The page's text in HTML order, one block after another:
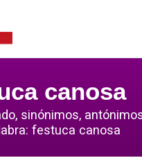
canosa
sinónimos,
festuca canosa